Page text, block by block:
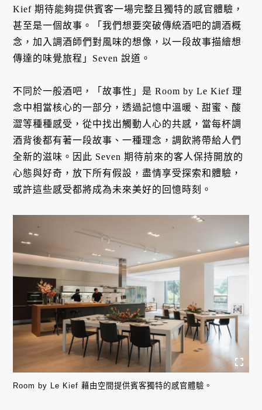
Kief 期待能夠提供賓客一場完整且獨特的感官體驗，
甚至是一個故事。「我們想要突破傳統酒吧的調酒概
念，加入調酒師們對風味的想像，以一段故事描繪想
傳達的味覺旅程」Seven 說道。
不同於一般酒吧，「故事性」是 Room by Le Kief 理
念中相當核心的一部分，透過記憶中溫暖、甜蜜、酸
澀等種種感受，從中找出觸動人心的共感，當每杯調
酒背後都有著一段故事、一種理念，調飲將帶給人們
全新的滋味。因此 Seven 期待前來的客人保持開放的
心態與好奇，放下所有假設，盡情享受探索和體驗，
或許這些感受都將成為未來美好的回憶時刻。
Room by Le Kief 藉由空間提供賓客獨特的感官體驗。